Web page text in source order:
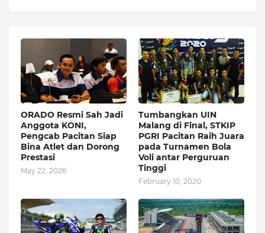
ORADO Resmi Sah Jadi
Anggota KONI,
Pengcab Pacitan Siap
Bina Atlet dan Dorong
Prestasi
May 22, 2026
Tumbangkan UIN
Malang di Final, STKIP
PGRI Pacitan Raih Juara
pada Turnamen Bola
Voli antar Perguruan
Tinggi
February 10, 2020